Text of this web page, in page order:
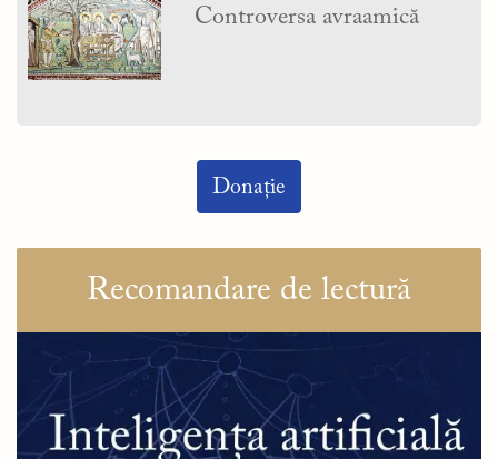
Controversa avraamică
Donație
Recomandare de lectură